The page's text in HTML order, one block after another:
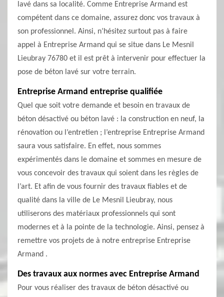
lavé dans sa localité. Comme Entreprise Armand est
compétent dans ce domaine, assurez donc vos travaux à
son professionnel. Ainsi, n’hésitez surtout pas à faire
appel à Entreprise Armand qui se situe dans Le Mesnil
Lieubray 76780 et il est prêt à intervenir pour effectuer la
pose de béton lavé sur votre terrain.
Entreprise Armand entreprise qualifiée
Quel que soit votre demande et besoin en travaux de
béton désactivé ou béton lavé : la construction en neuf, la
rénovation ou l’entretien ; l’entreprise Entreprise Armand
saura vous satisfaire. En effet, nous sommes
expérimentés dans le domaine et sommes en mesure de
vous concevoir des travaux qui soient dans les règles de
l’art. Et afin de vous fournir des travaux fiables et de
qualité dans la ville de Le Mesnil Lieubray, nous
utiliserons des matériaux professionnels qui sont
modernes et à la pointe de la technologie. Ainsi, pensez à
remettre vos projets de à notre entreprise Entreprise
Armand .
Des travaux aux normes avec Entreprise Armand
Pour vous réaliser des travaux de béton désactivé ou